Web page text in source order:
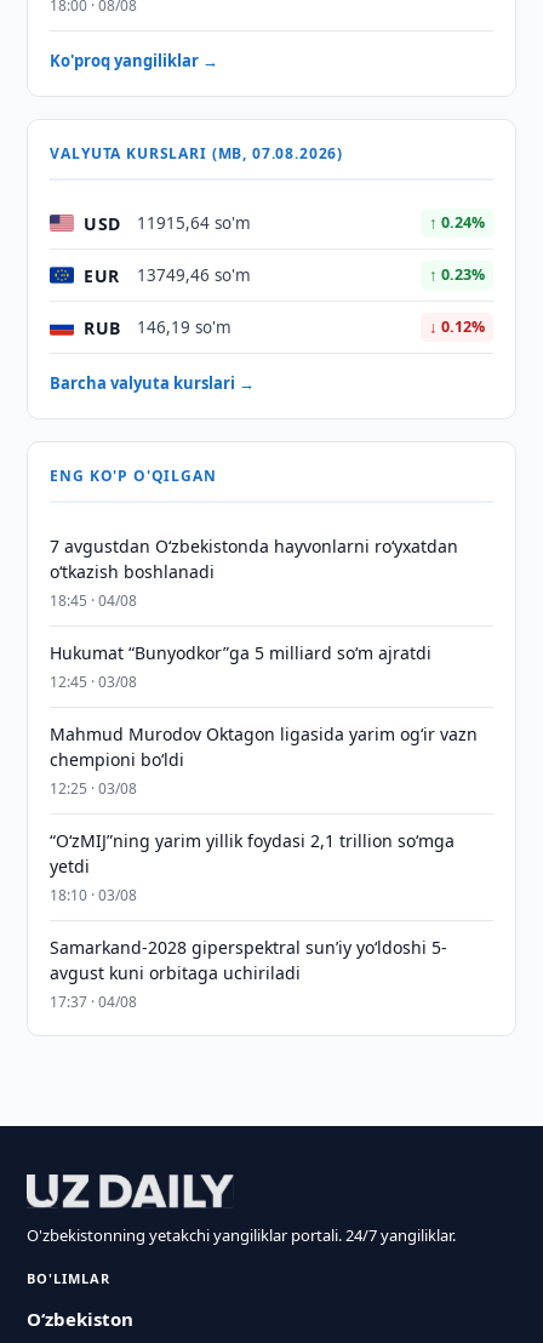
18:00 · 08/08
Ko'proq yangiliklar →
VALYUTA KURSLARI (MB, 07.08.2026)
USD 11915,64 so'm ↑ 0.24%
EUR 13749,46 so'm ↑ 0.23%
RUB 146,19 so'm ↓ 0.12%
Barcha valyuta kurslari →
ENG KO'P O'QILGAN
7 avgustdan O‘zbekistonda hayvonlarni ro‘yxatdan
o‘tkazish boshlanadi
18:45 · 04/08
Hukumat “Bunyodkor”ga 5 milliard so‘m ajratdi
12:45 · 03/08
Mahmud Murodov Oktagon ligasida yarim og‘ir vazn
chempioni bo‘ldi
12:25 · 03/08
“O‘zMIJ”ning yarim yillik foydasi 2,1 trillion so‘mga
yetdi
18:10 · 03/08
Samarkand-2028 giperspektral sun’iy yo‘ldoshi 5-
avgust kuni orbitaga uchiriladi
17:37 · 04/08
O'zbekistonning yetakchi yangiliklar portali. 24/7 yangiliklar.
BO'LIMLAR
O‘zbekiston